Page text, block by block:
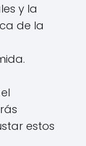
y la
de la
estos